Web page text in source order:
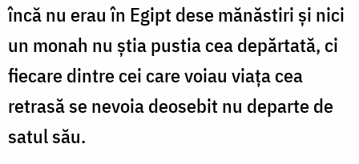
încă nu erau în Egipt dese mănăstiri și nici
un monah nu știa pustia cea depăr­tată, ci
fiecare dintre cei care voiau viața cea
retrasă se nevoia deosebit nu departe de
satul său.